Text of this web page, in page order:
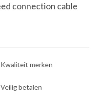
connection cable
Kwaliteit merken
Veilig betalen